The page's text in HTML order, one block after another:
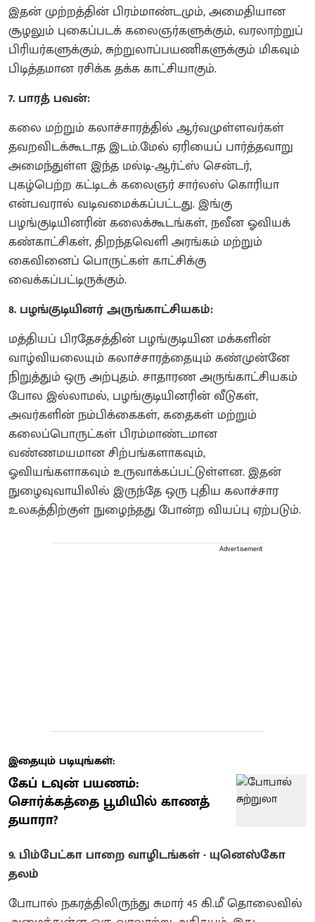
இதன் முற்றத்தின் பிரம்மாண்டமும், அமைதியான
சூழலும் புகைப்படக் கலைஞர்களுக்கும், வரலாற்றுப்
பிரியர்களுக்கும், சுற்றுலாப்பயணிகளுக்கும் மிகவும்
பிடித்தமான ரசிக்க தக்க காட்சியாகும்.
7. பாரத் பவன்:
கலை மற்றும் கலாச்சாரத்தில் ஆர்வமுள்ளவர்கள்
தவறவிடக்கூடாத இடம்.மேல் ஏரியைப் பார்த்தவாறு
அமைந்துள்ள இந்த மல்டி-ஆர்ட்ஸ் சென்டர்,
புகழ்பெற்ற கட்டிடக் கலைஞர் சார்லஸ் கொரியா
என்பவரால் வடிவமைக்கப்பட்டது. இங்கு
பழங்குடியினரின் கலைக்கூடங்கள், நவீன ஓவியக்
கண்காட்சிகள், திறந்தவெளி அரங்கம் மற்றும்
கைவினைப் பொருட்கள் காட்சிக்கு
வைக்கப்பட்டிருக்கும்.
8. பழங்குடியினர் அருங்காட்சியகம்:
மத்தியப் பிரதேசத்தின் பழங்குடியின மக்களின்
வாழ்வியலையும் கலாச்சாரத்தையும் கண்முன்னே
நிறுத்தும் ஒரு அற்புதம். சாதாரண அருங்காட்சியகம்
போல இல்லாமல், பழங்குடியினரின் வீடுகள்,
அவர்களின் நம்பிக்கைகள், கதைகள் மற்றும்
கலைப்பொருட்கள் பிரம்மாண்டமான
வண்ணமயமான சிற்பங்களாகவும்,
ஓவியங்களாகவும் உருவாக்கப்பட்டுள்ளன. இதன்
நுழைவுவாயிலில் இருந்தே ஒரு புதிய கலாச்சார
உலகத்திற்குள் நுழைந்தது போன்ற வியப்பு ஏற்படும்.
Advertisement
இதையும் படியுங்கள்:
கேப் டவுன் பயணம்:
சொர்க்கத்தை பூமியில் காணத்
தயாரா?
9. பிம்பேட்கா பாறை வாழிடங்கள் - யுனெஸ்கோ
தலம்
போபால் நகரத்திலிருந்து சுமார் 45 கி.மீ தொலைவில்